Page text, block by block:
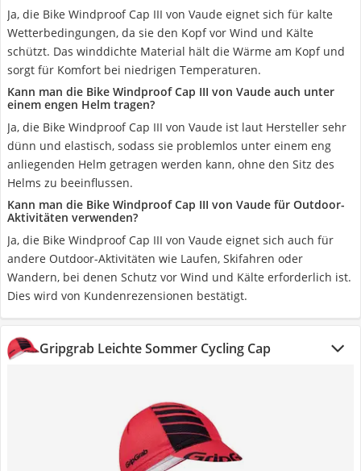
Ja, die Bike Windproof Cap III von Vaude eignet sich für kalte
Wetterbedingungen, da sie den Kopf vor Wind und Kälte
schützt. Das winddichte Material hält die Wärme am Kopf und
sorgt für Komfort bei niedrigen Temperaturen.
Kann man die Bike Windproof Cap III von Vaude auch unter
einem engen Helm tragen?
Ja, die Bike Windproof Cap III von Vaude ist laut Hersteller sehr
dünn und elastisch, sodass sie problemlos unter einem eng
anliegenden Helm getragen werden kann, ohne den Sitz des
Helms zu beeinflussen.
Kann man die Bike Windproof Cap III von Vaude für Outdoor-
Aktivitäten verwenden?
Ja, die Bike Windproof Cap III von Vaude eignet sich auch für
andere Outdoor-Aktivitäten wie Laufen, Skifahren oder
Wandern, bei denen Schutz vor Wind und Kälte erforderlich ist.
Dies wird von Kundenrezensionen bestätigt.
Gripgrab Leichte Sommer Cycling Cap